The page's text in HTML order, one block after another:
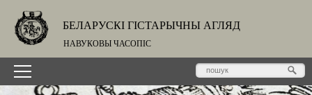
БЕЛАРУСКІ ГІСТАРЫЧНЫ АГЛЯД
НАВУКОВЫ ЧАСОПІС